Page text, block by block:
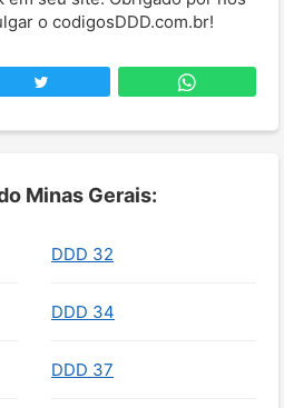
o codigosDDD.com.br!
Minas Gerais:
DDD 32
DDD 34
DDD 37